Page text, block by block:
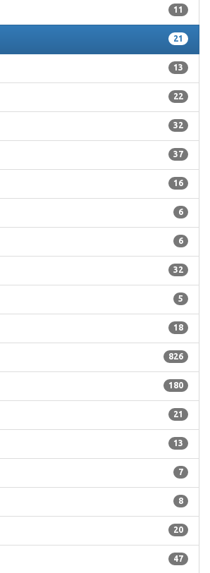
11
21
13
22
32
37
16
6
6
32
5
18
826
180
21
13
7
8
20
47